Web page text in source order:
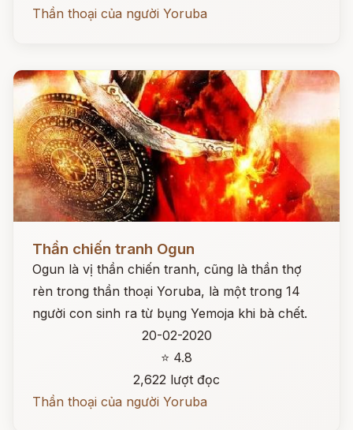
Thần thoại của người Yoruba
Đọc ngay
Thần chiến tranh Ogun
Ogun là vị thần chiến tranh, cũng là thần thợ
rèn trong thần thoại Yoruba, là một trong 14
người con sinh ra từ bụng Yemoja khi bà chết.
20-02-2020
⭐ 4.8
2,622 lượt đọc
Thần thoại của người Yoruba